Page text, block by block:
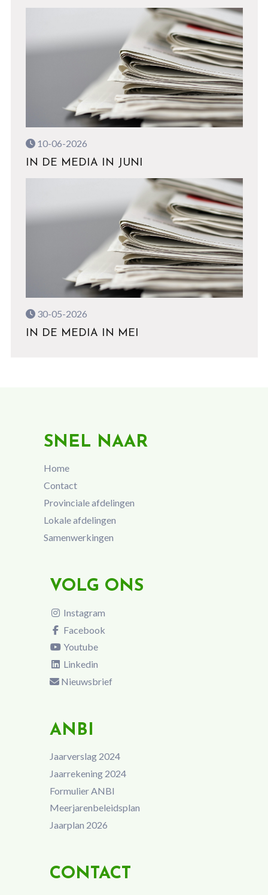
10-06-2026
IN DE MEDIA IN JUNI
30-05-2026
IN DE MEDIA IN MEI
SNEL NAAR
Home
Contact
Provinciale afdelingen
Lokale afdelingen
Samenwerkingen
VOLG ONS
Instagram
Facebook
Youtube
Linkedin
Nieuwsbrief
ANBI
Jaarverslag 2024
Jaarrekening 2024
Formulier ANBI
Meerjarenbeleidsplan
Jaarplan 2026
CONTACT